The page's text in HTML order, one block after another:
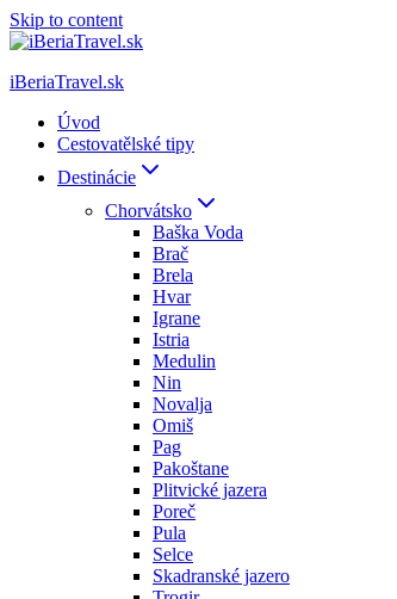
Skip to content
iBeriaTravel.sk
Úvod
Cestovatělské tipy
Destinácie
Chorvátsko
Baška Voda
Brač
Brela
Hvar
Igrane
Istria
Medulin
Nin
Novalja
Omiš
Pag
Pakoštane
Plitvické jazera
Poreč
Pula
Selce
Skadranské jazero